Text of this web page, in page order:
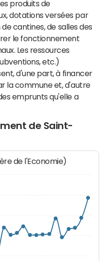
produits de
dotations versées par
cantines, de salles des
le fonctionnement
Les ressources
etc.)
d'une part, à financer
la commune et, d'autre
emprunts qu'elle a
de Saint-
de l'Economie)